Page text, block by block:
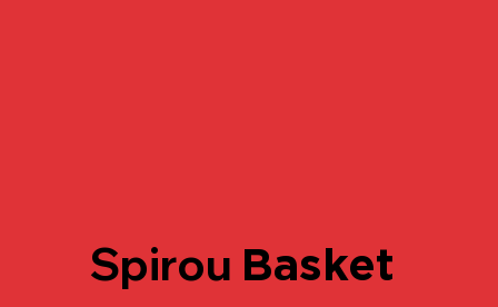
Spirou Basket